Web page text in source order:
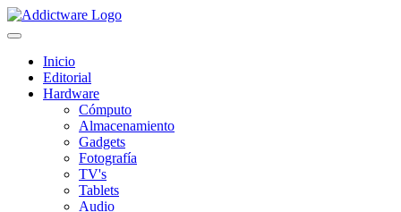
Inicio
Editorial
Hardware
Cómputo
Almacenamiento
Gadgets
Fotografía
TV's
Tablets
Audio